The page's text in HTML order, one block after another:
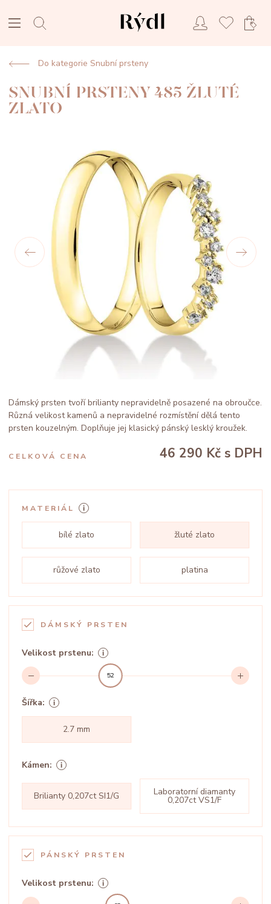
Do kategorie Snubní prsteny
SNUBNÍ PRSTENY 485 ŽLUTÉ
ZLATO
Dámský prsten tvoří brilianty nepravidelně posazené na obroučce.
Různá velikost kamenů a nepravidelné rozmístění dělá tento
prsten kouzelným. Doplňuje jej klasický pánský lesklý kroužek.
CELKOVÁ CENA 46 290 Kč s DPH
MATERIÁL
bílé zlato žluté zlato
růžové zlato platina
DÁMSKÝ PRSTEN
Velikost prstenu:
52
Šířka:
2.7 mm
Kámen:
Brilianty 0,207ct SI1/G Laboratorní diamanty
0,207ct VS1/F
PÁNSKÝ PRSTEN
Velikost prstenu: